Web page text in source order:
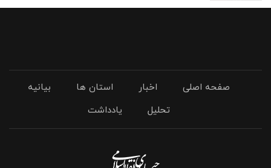
صفحه اصلی اخبار استان ها
بیانیه
تحلیل
یادداشت